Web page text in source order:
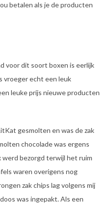
betalen als je de producten
voor dit soort boxen is eerlijk
vroeger echt een leuk
leuke prijs nieuwe producten
gesmolten en was de zak
chocolade was ergens
bezorgd terwijl het ruim
waren overigens nog
zak chips lag volgens mij
was ingepakt. Als een